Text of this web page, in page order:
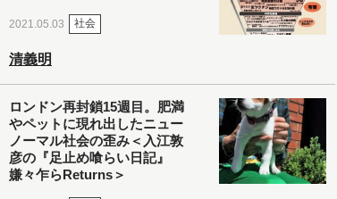
2021.05.03 社会
清義明
ロンドン再封鎖15週目。肥満
やペットに現れ出したニュー
ノーマル社会の歪み＜入江敦
彦の『足止め喰らい日記』
嫌々乍らReturns＞